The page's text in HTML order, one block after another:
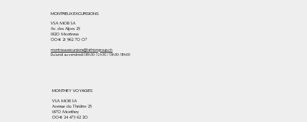
MONTREUX EXCURSIONS
VSA MOB SA
Av. des Alpes 25
1820 Montreux
0041 21 962 70 07
montreux.excursions@lathiongroup.ch
Du lundi au vendredi 08h30-12h30 / 13h30-18h00
MONTHEY VOYAGES
VSA MOB SA
Avenue du Théâtre 25
1870 Monthey
​0041 24 473 62 20